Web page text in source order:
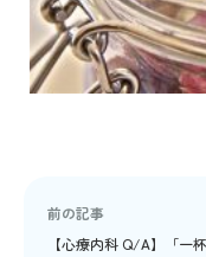
前の記事
【心療内科 Q/A】「一